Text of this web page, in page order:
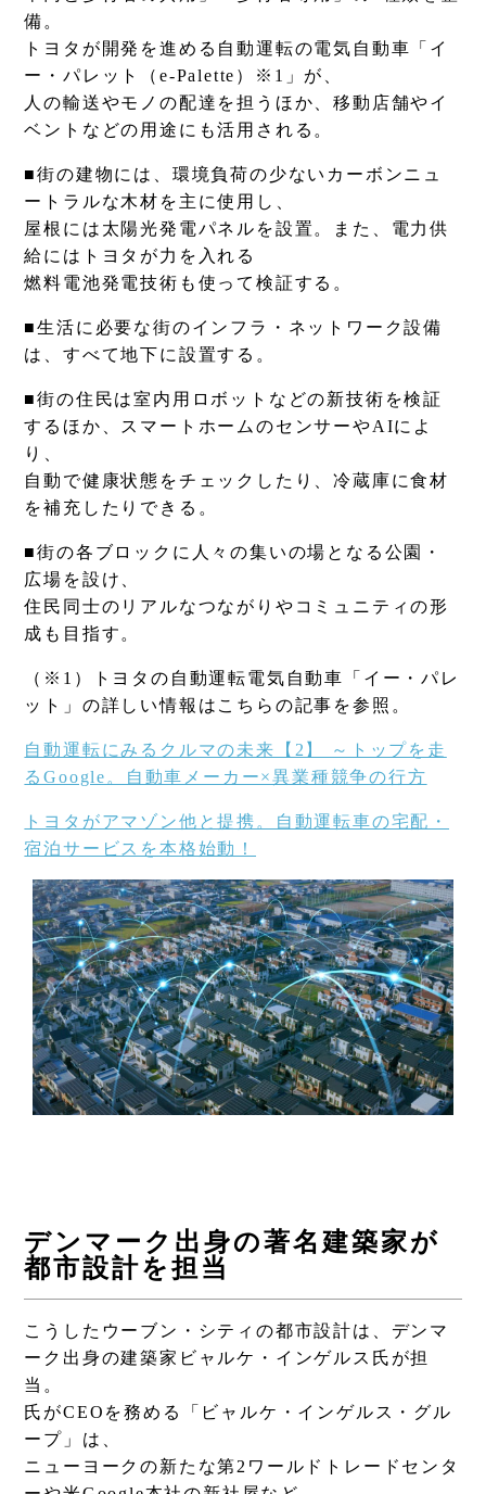
備。
トヨタが開発を進める自動運転の電気自動車「イ
ー・パレット（e-Palette）※1」が、
人の輸送やモノの配達を担うほか、移動店舗やイ
ベントなどの用途にも活用される。
■街の建物には、環境負荷の少ないカーボンニュ
ートラルな木材を主に使用し、
屋根には太陽光発電パネルを設置。また、電力供
給にはトヨタが力を入れる
燃料電池発電技術も使って検証する。
■生活に必要な街のインフラ・ネットワーク設備
は、すべて地下に設置する。
■街の住民は室内用ロボットなどの新技術を検証
するほか、スマートホームのセンサーやAIによ
り、
自動で健康状態をチェックしたり、冷蔵庫に食材
を補充したりできる。
■街の各ブロックに人々の集いの場となる公園・
広場を設け、
住民同士のリアルなつながりやコミュニティの形
成も目指す。
（※1）トヨタの自動運転電気自動車「イー・パレ
ット」の詳しい情報はこちらの記事を参照。
自動運転にみるクルマの未来【2】 ～トップを走
るGoogle。自動車メーカー×異業種競争の行方
トヨタがアマゾン他と提携。自動運転車の宅配・
宿泊サービスを本格始動！
デンマーク出身の著名建築家が
都市設計を担当
こうしたウーブン・シティの都市設計は、デンマ
ーク出身の建築家ビャルケ・インゲルス氏が担
当。
氏がCEOを務める「ビャルケ・インゲルス・グル
ープ」は、
ニューヨークの新たな第2ワールドトレードセンタ